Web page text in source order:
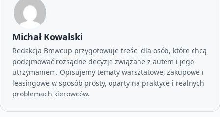
Michał Kowalski
Redakcja Bmwcup przygotowuje treści dla osób, które chcą
podejmować rozsądne decyzje związane z autem i jego
utrzymaniem. Opisujemy tematy warsztatowe, zakupowe i
leasingowe w sposób prosty, oparty na praktyce i realnych
problemach kierowców.